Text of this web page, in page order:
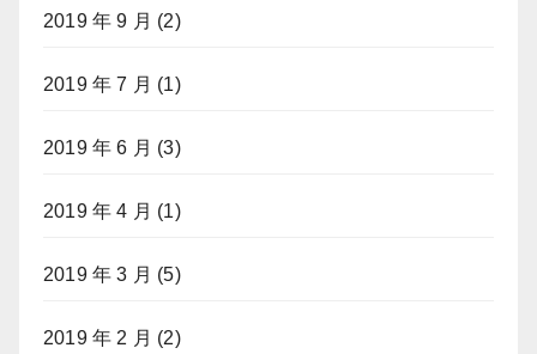
2019 年 9 月 (2)
2019 年 7 月 (1)
2019 年 6 月 (3)
2019 年 4 月 (1)
2019 年 3 月 (5)
2019 年 2 月 (2)